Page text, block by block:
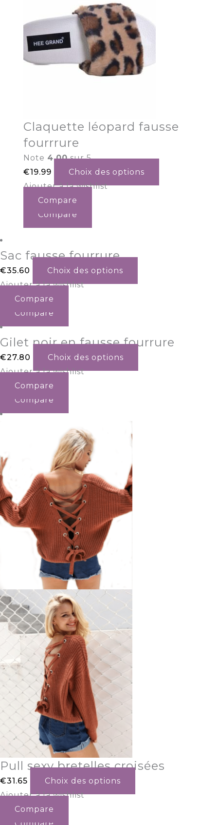
Claquette léopard fausse
fourrrure
Note 4.00sur 5
€19.99
Choix des options
Ajouter à la wishlist
Compare
Compare
Sac fausse fourrure
€35.60
Choix des options
Ajouter à la wishlist
Compare
Compare
Gilet noir en fausse fourrure
€27.80
Choix des options
Ajouter à la wishlist
Compare
Compare
Pull sexy bretelles croisées
€31.65
Choix des options
Ajouter à la wishlist
Compare
Compare